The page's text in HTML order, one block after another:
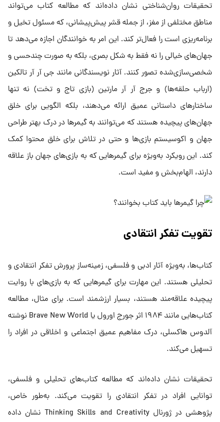
تحقیقات روان‌شناختی نشان داده‌اند که مطالعه کتاب می‌تواند
مناطق مختلفی از مغز، از جمله قشر پیش‌پیشانی، که مسئول تخیل و
برنامه‌ریزی است را فعال‌تر کند. این امر به خوانندگان اجازه می‌دهد تا
جهان‌های خیالی را نه فقط به شکل بصری، بلکه به صورت چندحسی و
شخصی‌سازی‌شده تصور کنند. آثار نویسندگانی مانند جی آر آر تالکین
(ارباب حلقه‌ها) و جرج آر آر مارتین (بازی تاج و تخت) نه تنها
ساختارهای داستانی عمیق ارائه می‌دهند، بلکه الگویی برای خلق
جهان‌های پیچیده هستند که می‌توانند به گیمرها در درک بهتر طراحی
جهان و اکوسیستم بازی‌ها و حتی در تلاش برای خلق محتوا کمک
کند. این رویکرد به‌ویژه برای گیمرهایی که به بازی‌های جهان باز علاقه
دارند، الهام‌بخش و مفید است.
تقویت تفکر انتقادی
کتاب‌ها، به‌ویژه آثار ادبی و فلسفی، زمینه‌ساز پرورش تفکر انتقادی و
تحلیلی هستند. این مهارت برای گیمرهایی که به بازی‌های با روایت
پیچیده علاقه‌مند هستند، بسیار ارزشمند است. برای مثال، مطالعه
کتاب‌هایی مانند ۱۹۸۴ اثر جورج اورول یا Brave New World نوشته
آلدوس هاکسلی، درک مفاهیم عمیق اجتماعی و اخلاقی در افراد را
تسهیل می‌کند.
تحقیقات نشان داده‌اند که مطالعه کتاب‌های تحلیلی و فلسفی،
توانایی افراد در تفکر انتقادی را تقویت می‌کند. به‌طور خاص،
پژوهشی در ژورنال Thinking Skills and Creativity نشان داده